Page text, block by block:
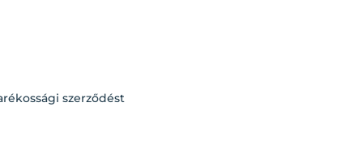
szerződést